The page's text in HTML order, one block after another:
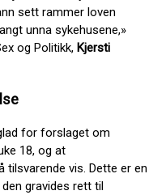
sett rammer loven
unna sykehusene,»
og Politikk, Kjersti
for forslaget om
18, og at
vis. Dette er en
gravides rett til